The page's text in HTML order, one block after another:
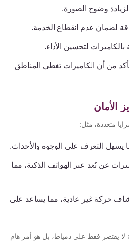
وضوح الصورة.
لضمان عدم انقطاع الخدمة.
لتحسين الأداء.
من أن الكاميرات تغطي المناطق
الأمان
متعددة، مثل:
التعرف على الوجوه والأحداث.
عن بُعد عبر الهواتف الذكية، مما
حركة غير عادية، مما يساعد على
لا يقتصر فقط على دمياط، بل هو أمر هام